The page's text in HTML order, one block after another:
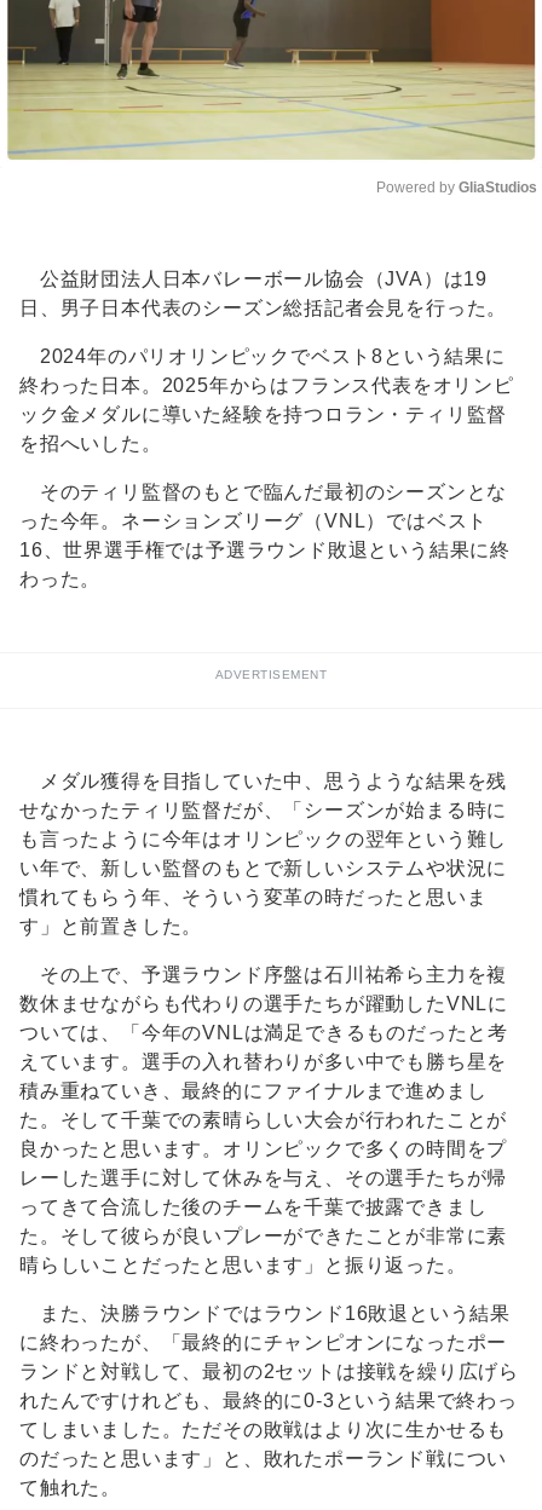
Powered by GliaStudios
公益財団法人日本バレーボール協会（JVA）は19
日、男子日本代表のシーズン総括記者会見を行った。
2024年のパリオリンピックでベスト8という結果に
終わった日本。2025年からはフランス代表をオリンピ
ック金メダルに導いた経験を持つロラン・ティリ監督
を招へいした。
そのティリ監督のもとで臨んだ最初のシーズンとな
った今年。ネーションズリーグ（VNL）ではベスト
16、世界選手権では予選ラウンド敗退という結果に終
わった。
ADVERTISEMENT
メダル獲得を目指していた中、思うような結果を残
せなかったティリ監督だが、「シーズンが始まる時に
も言ったように今年はオリンピックの翌年という難し
い年で、新しい監督のもとで新しいシステムや状況に
慣れてもらう年、そういう変革の時だったと思いま
す」と前置きした。
その上で、予選ラウンド序盤は石川祐希ら主力を複
数休ませながらも代わりの選手たちが躍動したVNLに
ついては、「今年のVNLは満足できるものだったと考
えています。選手の入れ替わりが多い中でも勝ち星を
積み重ねていき、最終的にファイナルまで進めまし
た。そして千葉での素晴らしい大会が行われたことが
良かったと思います。オリンピックで多くの時間をプ
レーした選手に対して休みを与え、その選手たちが帰
ってきて合流した後のチームを千葉で披露できまし
た。そして彼らが良いプレーができたことが非常に素
晴らしいことだったと思います」と振り返った。
また、決勝ラウンドではラウンド16敗退という結果
に終わったが、「最終的にチャンピオンになったポー
ランドと対戦して、最初の2セットは接戦を繰り広げら
れたんですけれども、最終的に0-3という結果で終わっ
てしまいました。ただその敗戦はより次に生かせるも
のだったと思います」と、敗れたポーランド戦につい
て触れた。